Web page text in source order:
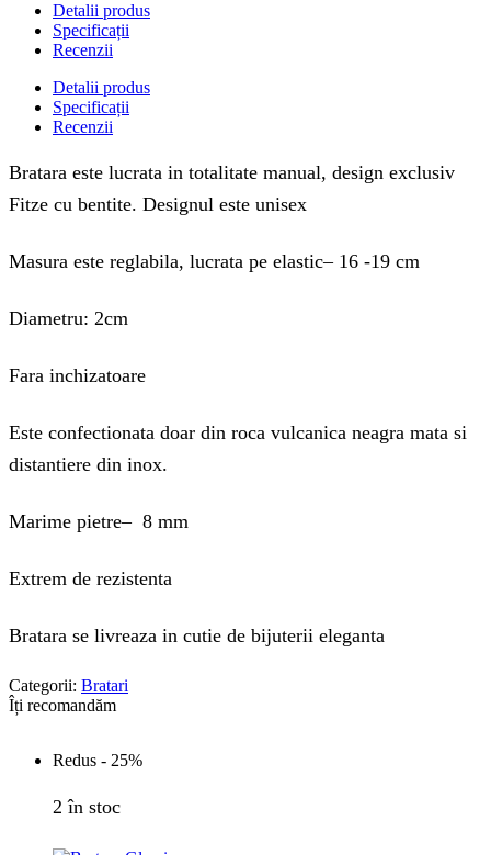
Detalii produs
Specificații
Recenzii
Detalii produs
Specificații
Recenzii
Bratara este lucrata in totalitate manual, design exclusiv
Fitze cu bentite. Designul este unisex
Masura este reglabila, lucrata pe elastic– 16 -19 cm
Diametru: 2cm
Fara inchizatoare
Este confectionata doar din roca vulcanica neagra mata si
distantiere din inox.
Marime pietre– 8 mm
Extrem de rezistenta
Bratara se livreaza in cutie de bijuterii eleganta
Categorii: Bratari
Îți recomandăm
Redus - 25%
2 în stoc